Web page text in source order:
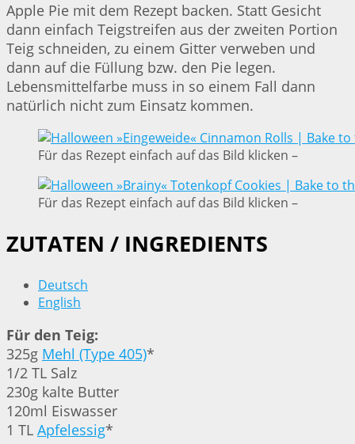
Apple Pie mit dem Rezept backen. Statt Gesicht
dann einfach Teigstreifen aus der zweiten Portion
Teig schneiden, zu einem Gitter verweben und
dann auf die Füllung bzw. den Pie legen.
Lebensmittelfarbe muss in so einem Fall dann
natürlich nicht zum Einsatz kommen.
Für das Rezept einfach auf das Bild klicken –
Für das Rezept einfach auf das Bild klicken –
ZUTATEN / INGREDIENTS
Deutsch
English
Für den Teig:
325g Mehl (Type 405)*
1/2 TL Salz
230g kalte Butter
120ml Eiswasser
1 TL Apfelessig*